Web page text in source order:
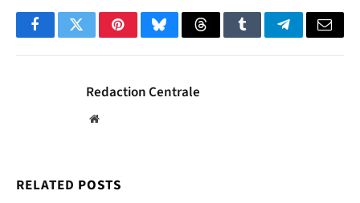
FacebookTwitterPinterestBlueskyThreadsTumblrTelegramEmail
Redaction Centrale
Website
RELATED POSTS